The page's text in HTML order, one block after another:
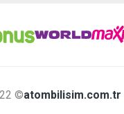
©atombilisim.com.tr